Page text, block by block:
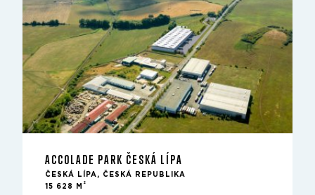
ACCOLADE PARK ČESKÁ LÍPA
ČESKÁ LÍPA, ČESKÁ REPUBLIKA
15 628 M
2